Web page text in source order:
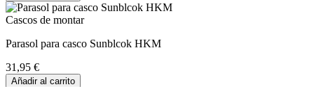
Cascos de montar
Parasol para casco Sunblcok HKM
31,95 €
Añadir al carrito